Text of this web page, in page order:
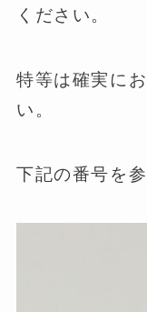
ください。
特等は確実に
い。
下記の番号を